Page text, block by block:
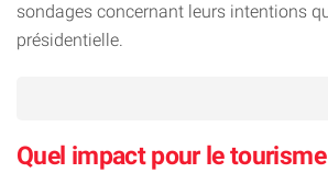
sondages concernant leurs intentions
présidentielle.
Quel impact pour le